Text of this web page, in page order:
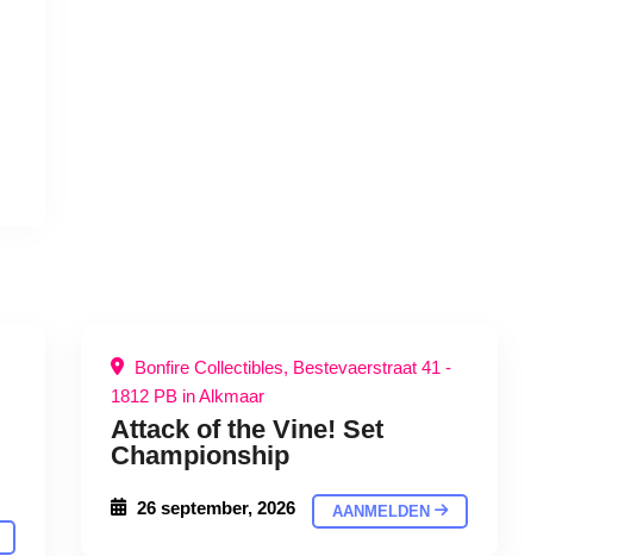
Bonfire Collectibles, Bestevaerstraat 41 -
1812 PB in Alkmaar
Attack of the Vine! Set
Championship
26 september, 2026 AANMELDEN